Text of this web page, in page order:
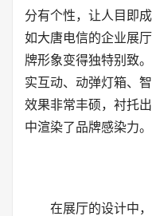
分有个性，让人目即
如大唐电信的企业展
牌形象变得独特别致
实互动、动弹灯箱、
效果非常丰硕，衬托
中渲染了品牌感染力。
在展厅的设计中，